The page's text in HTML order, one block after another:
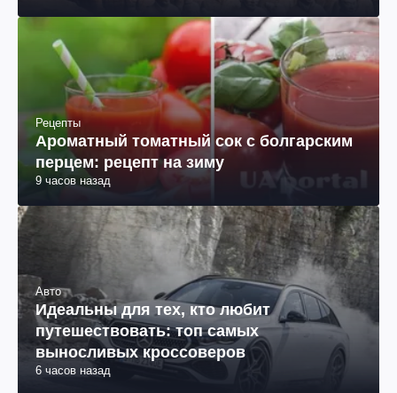
Рецепты
Ароматный томатный сок с болгарским
перцем: рецепт на зиму
9 часов назад
Авто
Идеальны для тех, кто любит
путешествовать: топ самых
выносливых кроссоверов
6 часов назад